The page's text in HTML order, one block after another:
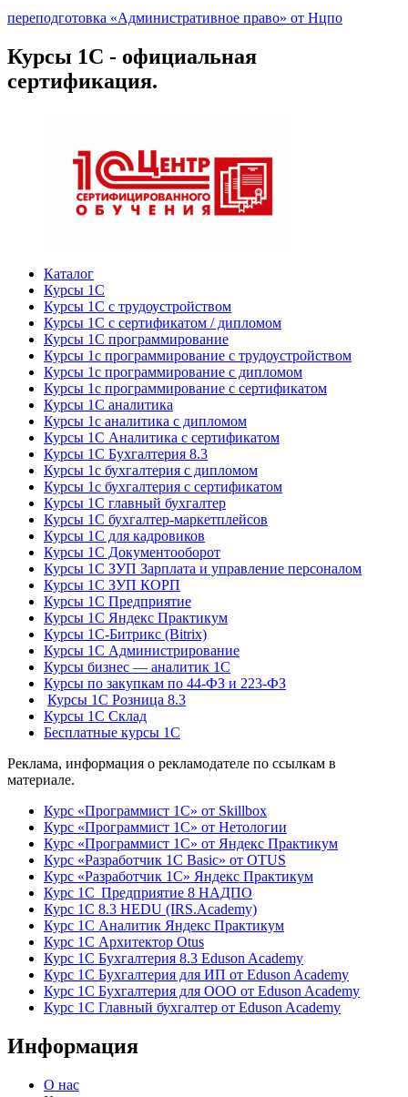
переподготовка «Административное право» от Нцпо
Курсы 1С - официальная
сертификация.
Каталог
Курсы 1С
Курсы 1С с трудоустройством
Курсы 1С с сертификатом / дипломом
Курсы 1С программирование
Курсы 1с программирование с трудоустройством
Курсы 1с программирование с дипломом
Курсы 1с программирование с сертификатом
Курсы 1С аналитика
Курсы 1с аналитика с дипломом
Курсы 1С Аналитика с сертификатом
Курсы 1С Бухгалтерия 8.3
Курсы 1с бухгалтерия с дипломом
Курсы 1с бухгалтерия с сертификатом
Курсы 1С главный бухгалтер
Курсы 1С бухгалтер-маркетплейсов
Курсы 1С для кадровиков
Курсы 1С Документооборот
Курсы 1С ЗУП Зарплата и управление персоналом
Курсы 1С ЗУП КОРП
Курсы 1С Предприятие
Курсы 1С Яндекс Практикум
Курсы 1С-Битрикс (Bitrix)
Курсы 1С Администрирование
Курсы бизнес — аналитик 1С
Курсы по закупкам по 44‑ФЗ и 223‑ФЗ
Курсы 1С Розница 8.3
Курсы 1С Склад
Бесплатные курсы 1С
Реклама, информация о рекламодателе по ссылкам в
материале.
Курс «Программист 1С» от Skillbox
Курс «Программист 1С» от Нетологии
Курс «Программист 1С» от Яндекс Практикум
Курс «Разработчик 1С Basic» от OTUS
Курс «Разработчик 1С» Яндекс Практикум
Курс 1С Предприятие 8 НАДПО
Курс 1С 8.3 HEDU (IRS.Academy)
Курс 1С Аналитик Яндекс Практикум
Курс 1С Архитектор Otus
Курс 1С Бухгалтерия 8.3 Eduson Academy
Курс 1С Бухгалтерия для ИП от Eduson Academy
Курс 1С Бухгалтерия для ООО от Eduson Academy
Курс 1С Главный бухгалтер от Eduson Academy
Информация
О нас